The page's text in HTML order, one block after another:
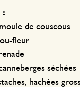
:
de couscous
fleur
séchées
hachées